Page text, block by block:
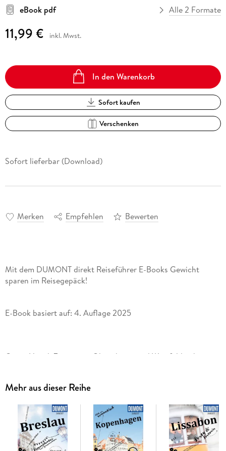
eBook pdf
Alle 2 Formate
11,99 € inkl. Mwst.
In den Warenkorb
Sofort kaufen
Verschenken
Sofort lieferbar (Download)
Merken Empfehlen Bewerten
Mit dem DUMONT direkt Reiseführer E-Books Gewicht
sparen im Reisegepäck!
E-Book basiert auf: 4. Auflage 2025
Grüne Hügel, Zypressen, Olivenhaine und Weinfelder, kurvige
Als echte Genießer und Lokalpatrioten pflegen die Bewohner
respektvoll ihre Traditionen - als Biowinzer, Handwerker oder
Agrotouristik-Anbieter.
Mehr aus dieser Reihe